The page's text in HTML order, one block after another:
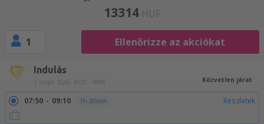
13314 HUF
1 Ellenőrizze az akciókat
Indulás
2 szept. (Sze) BUD - WMI Közvetlen járat
07:50 09:10 1h 20min Részletek